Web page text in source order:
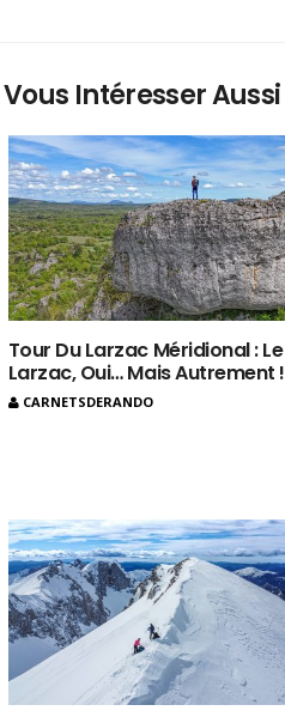
Intéresser Aussi
Tour Du Larzac Méridional : Le
Larzac, Oui… Mais Autrement !
CARNETSDERANDO